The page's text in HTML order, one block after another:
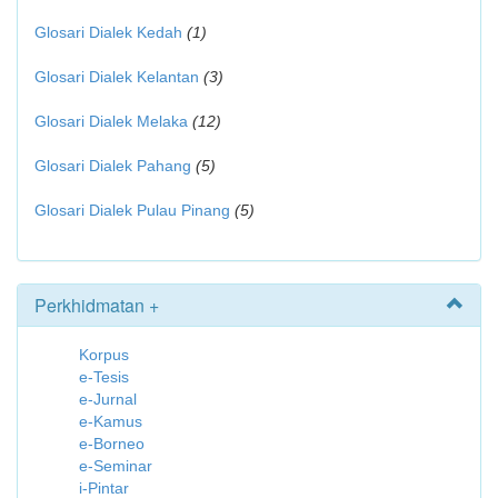
Glosari Dialek Kedah (1)
Glosari Dialek Kelantan (3)
Glosari Dialek Melaka (12)
Glosari Dialek Pahang (5)
Glosari Dialek Pulau Pinang (5)
Perkhidmatan +
Korpus
e-Tesis
e-Jurnal
e-Kamus
e-Borneo
e-Seminar
i-Pintar